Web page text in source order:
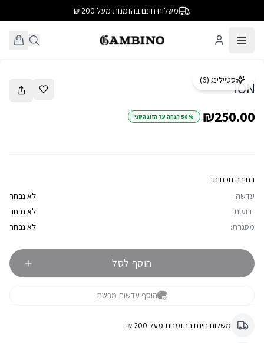
משלוח חינם בהזמנות מעל 200 ₪
31
סטיילינג (6
)
TON
₪250.00
50% הנחה על הזוג השני
בחירה נוכחית:
עדשה:
לא נבחר
זרועות:
לא נבחר
מסגרת:
לא נבחר
הוסף לסל
הוסף עדשות מרשם
משלוח חינם בהזמנות מעל 200 ₪